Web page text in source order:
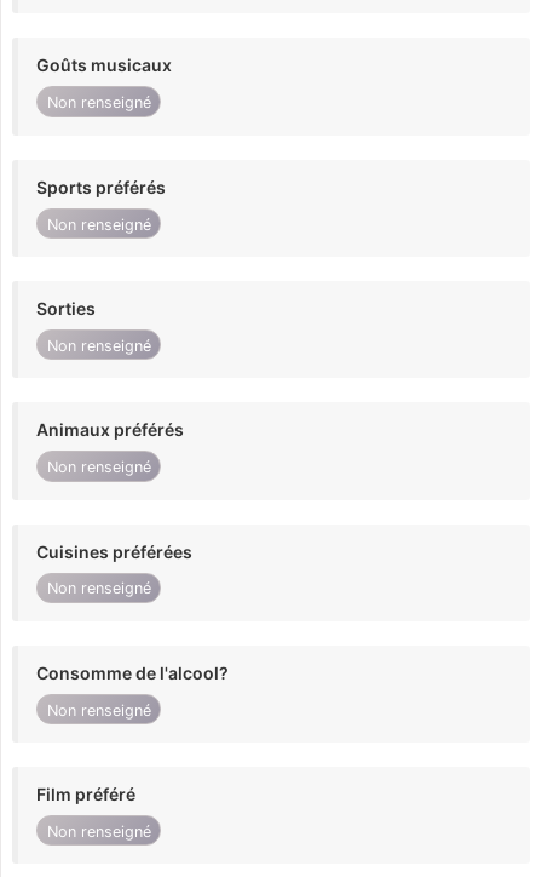
Goûts musicaux
Non renseigné
Sports préférés
Non renseigné
Sorties
Non renseigné
Animaux préférés
Non renseigné
Cuisines préférées
Non renseigné
Consomme de l'alcool?
Non renseigné
Film préféré
Non renseigné